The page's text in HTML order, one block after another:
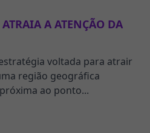
A ATENÇÃO DA
voltada para atrair
região geográfica
ao ponto...